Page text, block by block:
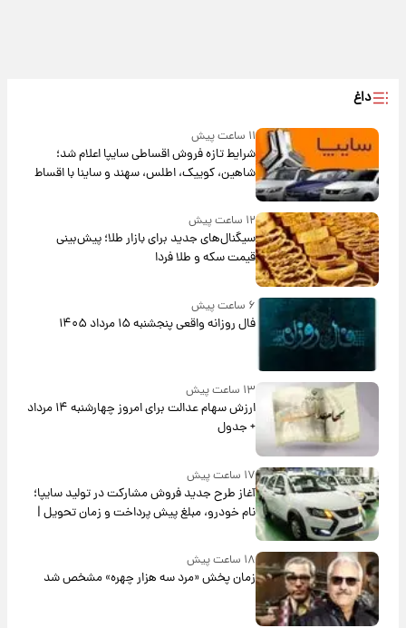
داغ
۱۱ ساعت پیش
شرایط تازه فروش اقساطی سایپا اعلام شد؛
شاهین، کوییک، اطلس، سهند و ساینا با اقساط
بلندمدت + جدول
۱۲ ساعت پیش
سیگنال‌های جدید برای بازار طلا؛ پیش‌بینی
قیمت سکه و طلا فردا
۶ ساعت پیش
فال روزانه واقعی پنجشنبه ۱۵ مرداد ۱۴۰۵
۱۳ ساعت پیش
ارزش سهام عدالت برای امروز چهارشنبه ۱۴ مرداد
+ جدول
۱۷ ساعت پیش
آغاز طرح جدید فروش مشارکت در تولید سایپا؛
نام خودرو، مبلغ پیش پرداخت و زمان تحویل |
سود مشارکت چند درصد است؟
۱۸ ساعت پیش
زمان پخش «مرد سه هزار چهره» مشخص شد